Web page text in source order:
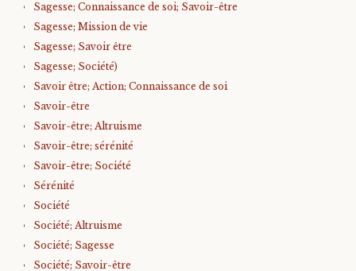
Sagesse; Connaissance de soi; Savoir-être
Sagesse; Mission de vie
Sagesse; Savoir être
Sagesse; Société)
Savoir être; Action; Connaissance de soi
Savoir-être
Savoir-être; Altruisme
Savoir-être; sérénité
Savoir-être; Société
Sérénité
Société
Société; Altruisme
Société; Sagesse
Société; Savoir-être